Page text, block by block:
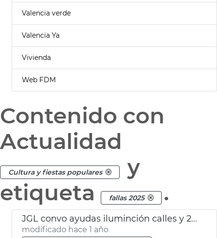
Valencia verde
Valencia Ya
Vivienda
Web FDM
Contenido con
Actualidad
Cultura y fiestas populares
y
etiqueta
fallas 2025 .
JGL convo ayudas iluminción calles y 25 aniversario fallas
modificado hace 1 año